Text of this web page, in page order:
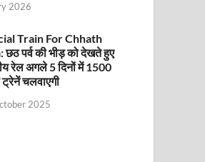
2026
Train For Chhath
छठ पर्व की भीड़ को देखते हुए
रेल अगले 5 दिनों में 1500
ट्रेनें चलवाएगी
2025